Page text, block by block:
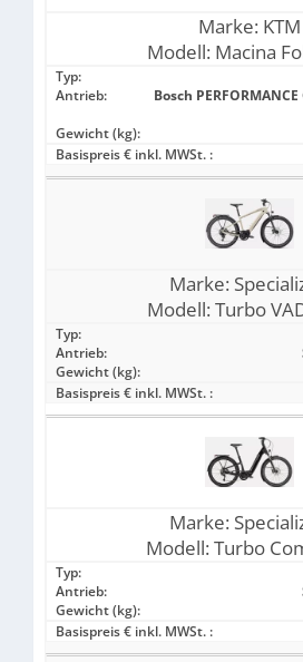
Marke: KTM
Modell: Macina
Typ:
Antrieb:
Bosch
Gewicht (kg):
Basispreis € inkl. MWSt. :
Marke:
Modell: Turbo
Typ:
Antrieb:
Gewicht (kg):
Basispreis € inkl. MWSt. :
Marke:
Modell: Turbo
Typ:
Antrieb:
Gewicht (kg):
Basispreis € inkl. MWSt. :